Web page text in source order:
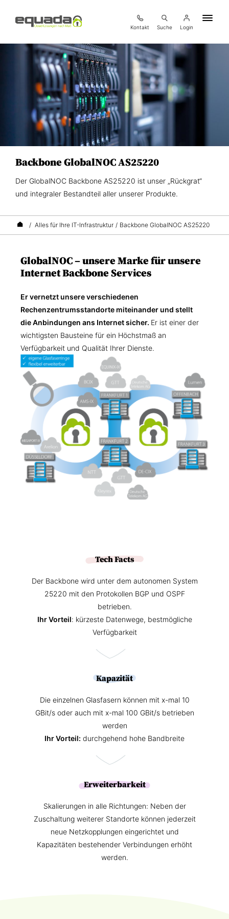
Kontakt Suche Login
Backbone GlobalNOC AS25220
Der GlobalNOC Backbone AS25220 ist unser „Rückgrat“
und integraler Bestandteil aller unserer Produkte.
/ Alles für Ihre IT-Infrastruktur / Backbone GlobalNOC AS25220
GlobalNOC – unsere Marke für unsere
Internet Backbone Services
Er vernetzt unsere verschiedenen
Rechenzentrumsstandorte miteinander und stellt
die Anbindungen ans Internet sicher. Er ist einer der
wichtigsten Bausteine für ein Höchstmaß an
Verfügbarkeit und Qualität Ihrer Dienste.
Tech Facts
Der Backbone wird unter dem autonomen System
25220 mit den Protokollen BGP und OSPF
betrieben.
Ihr Vorteil: kürzeste Datenwege, bestmögliche
Verfügbarkeit
Kapazität
Die einzelnen Glasfasern können mit x-mal 10
GBit/s oder auch mit x-mal 100 GBit/s betrieben
werden
Ihr Vorteil: durchgehend hohe Bandbreite
Erweiterbarkeit
Skalierungen in alle Richtungen: Neben der
Zuschaltung weiterer Standorte können jederzeit
neue Netzkopplungen eingerichtet und
Kapazitäten bestehender Verbindungen erhöht
werden.